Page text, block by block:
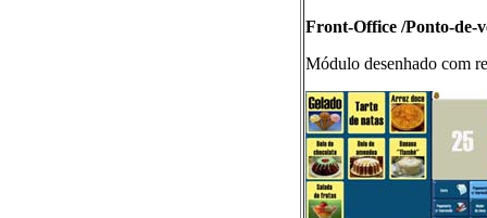
Front-Office /Ponto-de-
Módulo desenhado com